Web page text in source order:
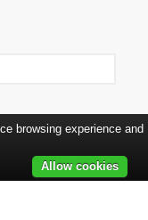
browsing experience and
Allow cookies